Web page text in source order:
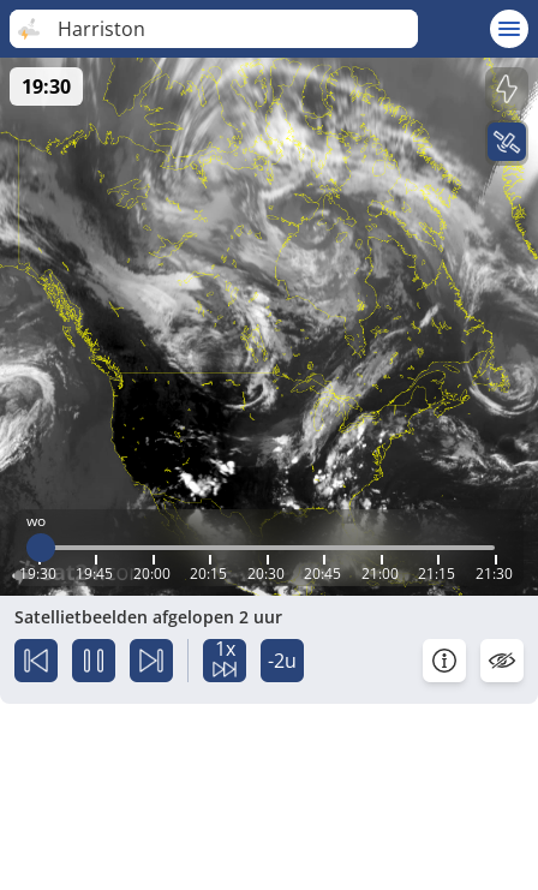
Harriston
wo
19:30 19:45 20:00 20:15 20:30 20:45 21:00 21:15 21:30
19:30
Satellietbeelden afgelopen 2 uur
1x -2u